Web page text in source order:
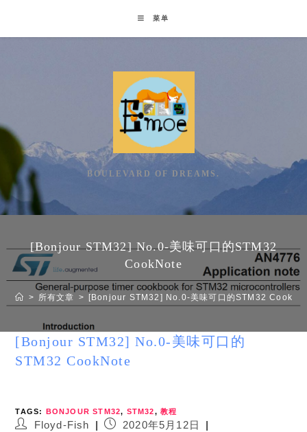
content
菜单
BOULEVARD OF DREAMS.
[Bonjour STM32] No.0-美味可口的STM32
CookNote
> 所有文章 > [Bonjour STM32] No.0-美味可口的STM32
[Bonjour STM32] No.0-美味可口的
STM32 CookNote
TAGS: BONJOUR STM32, STM32, 教程
PostFloyd-Fish
Post2020年5月12日